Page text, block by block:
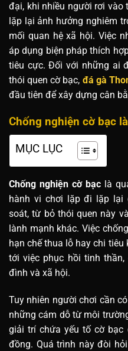
đại, khi nhiều người rơi
lặp lại ảnh hưởng nghiêm
mối quan hệ xã hội. Việc
áp dụng biện pháp thích
tiêu cực. Đối với những ai
thói quen cờ bạc, đá gà
đầu tiên để xây dựng cân
Chống nghiện cờ bạc
MỤC LỤC
Chống nghiện cờ bạc là
hành vi chơi lặp đi lặp lại
soát, từ bỏ thói quen này
lành mạnh khác. Việc
hạn chế thua lỗ hay chi
tới việc phục hồi tinh
đình và xã hội.
Tuy nhiên người chơi cần
những cám dỗ từ môi
giải trí chứa yếu tố cờ bạc
đồng. Quá trình này đòi